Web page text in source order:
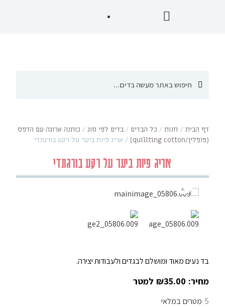
דף הבית / חנות / כל הבדים /בדים לפי סוג / כותנה ארוגה עם הדפס
(פופלין/quillting cotton)
/ אריג פיות ביער על רקע בורגונדי
אריג פיות ביער על רקע בורגונדי
בד נעים מאוד ומושלם לבגדים ולעבודות יצירה.
₪35.00
5 במלאי